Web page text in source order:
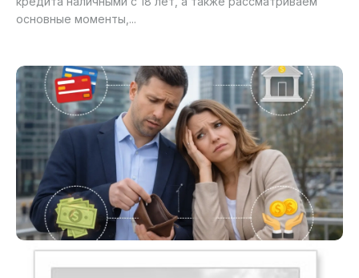
основные моменты,...